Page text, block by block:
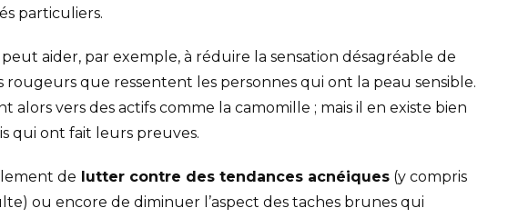
particuliers.
peut aider, par exemple, à réduire la sensation désagréable de
que ressentent les personnes qui ont la peau sensible.
alors vers des actifs comme la camomille ; mais il en existe bien
qui ont fait leurs preuves.
de lutter contre des tendances acnéiques (y compris
ou encore de diminuer l’aspect des taches brunes qui